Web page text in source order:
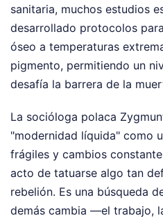
sanitaria, muchos estudios
desarrollado protocolos
óseo a temperaturas
pigmento, permitiendo un
desafía la barrera de la
La socióloga polaca
"modernidad líquida" como
frágiles y cambios
acto de tatuarse algo tan
rebelión. Es una búsqueda
demás cambia —el trabajo,